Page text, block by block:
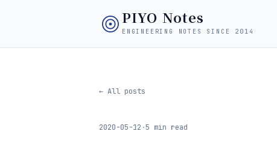
PIYO Notes
ENGINEERING NOTES SINCE 2014
← All posts
2020-05-12 ·5 min read